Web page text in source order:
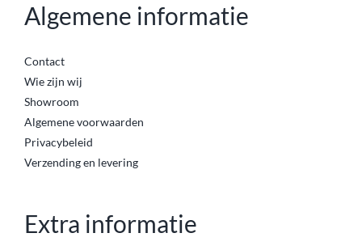
Algemene informatie
Contact
Wie zijn wij
Showroom
Algemene voorwaarden
Privacybeleid
Verzending en levering
Extra informatie